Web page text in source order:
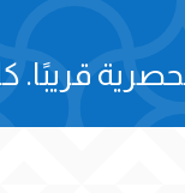
قريبًا.